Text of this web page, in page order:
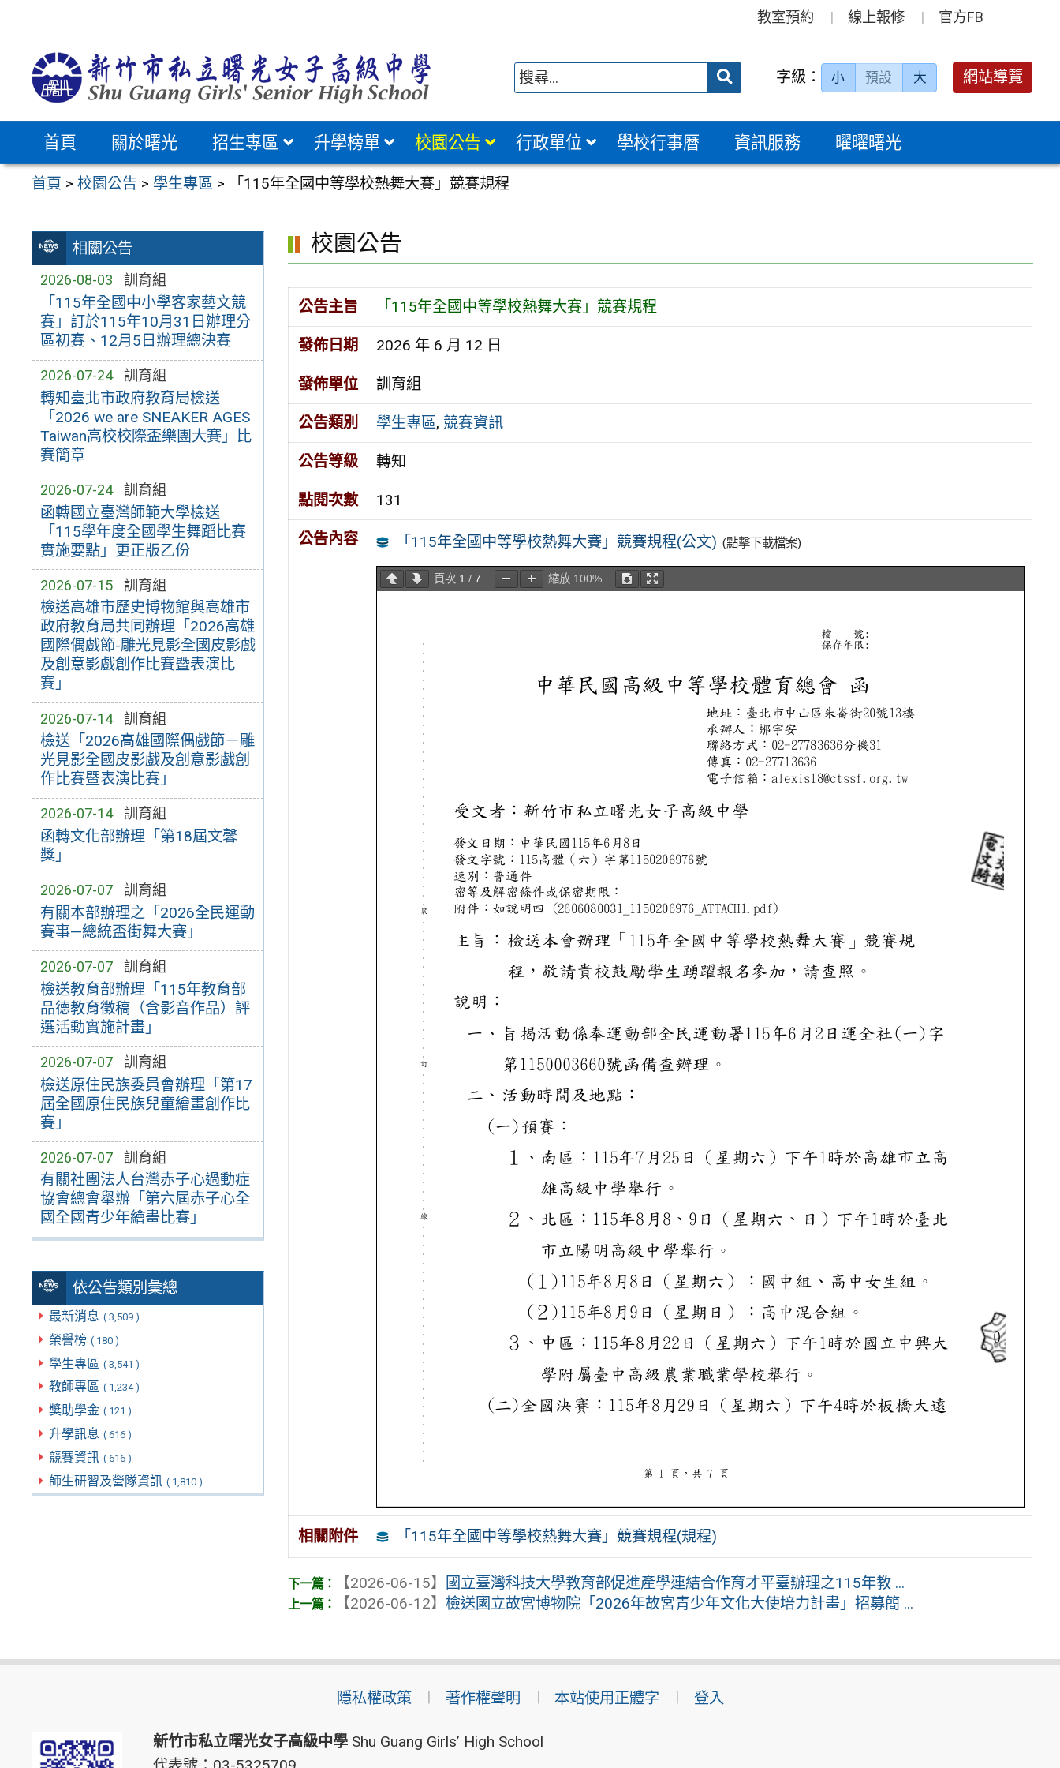
教室預約 線上報修 官方FB
送出 字級： 小 預設 大 網站導覽
首頁 關於曙光 招生專區 升學榜單 校園公告 行政單位 學校行事曆 資訊服務 曜曜曙光
首頁 >校園公告 > 學生專區 > 「115年全國中等學校熱舞大賽」競賽規程
相關公告
2026-08-03 訓育組
「115年全國中小學客家藝文競
賽」訂於115年10月31日辦理分
區初賽、12月5日辦理總決賽
2026-07-24 訓育組
轉知臺北市政府教育局檢送
「2026 we are SNEAKER AGES
Taiwan高校校際盃樂團大賽」比
賽簡章
2026-07-24 訓育組
函轉國立臺灣師範大學檢送
「115學年度全國學生舞蹈比賽
實施要點」更正版乙份
2026-07-15 訓育組
檢送高雄市歷史博物館與高雄市
政府教育局共同辦理「2026高雄
國際偶戲節-雕光見影全國皮影戲
及創意影戲創作比賽暨表演比
賽」
2026-07-14 訓育組
檢送「2026高雄國際偶戲節－雕
光見影全國皮影戲及創意影戲創
作比賽暨表演比賽」
2026-07-14 訓育組
函轉文化部辦理「第18屆文馨
獎」
2026-07-07 訓育組
有關本部辦理之「2026全民運動
賽事—總統盃街舞大賽」
2026-07-07 訓育組
檢送教育部辦理「115年教育部
品德教育徵稿（含影音作品）評
選活動實施計畫」
2026-07-07 訓育組
檢送原住民族委員會辦理「第17
屆全國原住民族兒童繪畫創作比
賽」
2026-07-07 訓育組
有關社團法人台灣赤子心過動症
協會總會舉辦「第六屆赤子心全
國全國青少年繪畫比賽」
依公告類別彙總
最新消息 ( 3,509 )
榮譽榜 ( 180 )
學生專區 ( 3,541 )
教師專區 ( 1,234 )
獎助學金 ( 121 )
升學訊息 ( 616 )
競賽資訊 ( 616 )
師生研習及營隊資訊 ( 1,810 )
校園公告
公告主旨 「115年全國中等學校熱舞大賽」競賽規程
發佈日期 2026 年 6 月 12 日
發佈單位 訓育組
公告類別 學生專區, 競賽資訊
公告等級 轉知
點閱次數 131
公告內容 「115年全國中等學校熱舞大賽」競賽規程(公文) (點擊下載檔案)
頁次 1 / 7 縮放 100%
相關附件 「115年全國中等學校熱舞大賽」競賽規程(規程)
【2026-06-15】
國立臺灣科技大學教育部促進產學連結合作育才平臺辦理之115年教 ...
【2026-06-12】檢送國立故宮博物院「2026年故宮青少年文化大使培力計畫」招募簡 ...
隱私權政策 著作權聲明 本站使用正體字 登入
新竹市私立曙光女子高級中學Shu Guang Girls’ High School